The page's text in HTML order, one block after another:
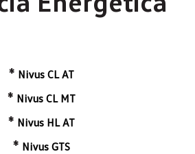
* Nivus CL AT
* Nivus CL MT
* Nivus HL AT
* Nivus GTS